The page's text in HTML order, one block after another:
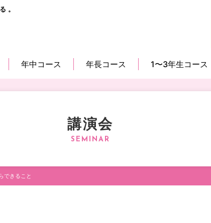
。
年中コース 年長コース 1〜3年生コース
講演会
できること